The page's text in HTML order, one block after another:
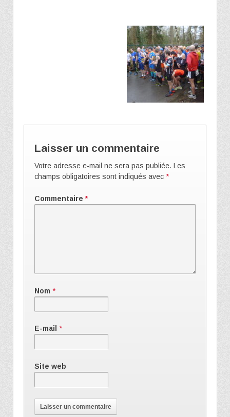
Laisser un commentaire
Votre adresse e-mail ne sera pas publiée. Les
champs obligatoires sont indiqués avec *
Commentaire *
Nom *
E-mail *
Site web